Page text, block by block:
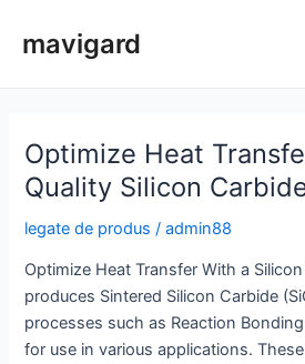
mavigard
Optimize Heat
Quality Silicon
legate de produs /admin88
Optimize Heat Transfer With a
produces Sintered Silicon Carbide
processes such as Reaction
for use in various applications.